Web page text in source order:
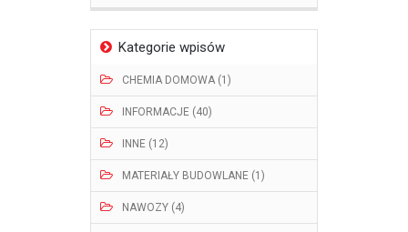
Kategorie wpisów
CHEMIA DOMOWA (1)
INFORMACJE (40)
INNE (12)
MATERIAŁY BUDOWLANE (1)
NAWOZY (4)